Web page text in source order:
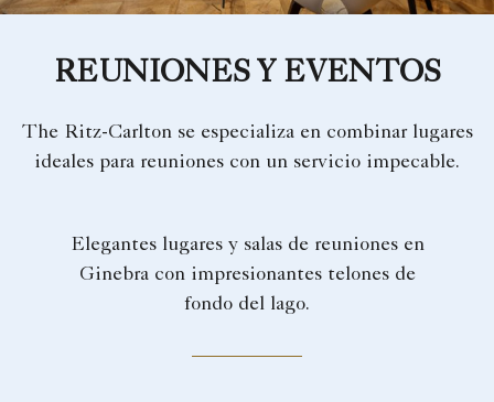
REUNIONES Y EVENTOS
The Ritz-Carlton se especializa en combinar lugares
ideales para reuniones con un servicio impecable.
Elegantes lugares y salas de reuniones en
Ginebra con impresionantes telones de
fondo del lago.